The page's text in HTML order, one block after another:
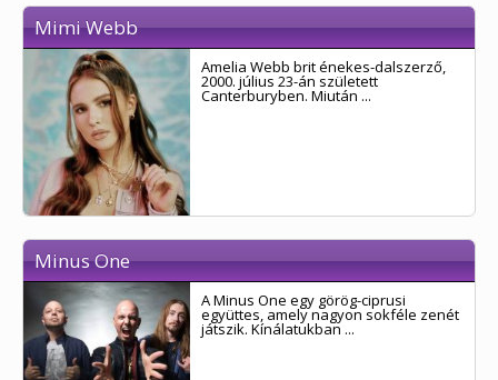
Mimi Webb
Amelia Webb brit énekes-dalszerző,
2000. július 23-án született
Canterburyben. Miután ...
Minus One
A Minus One egy görög-ciprusi
együttes, amely nagyon sokféle zenét
játszik. Kínálatukban ...